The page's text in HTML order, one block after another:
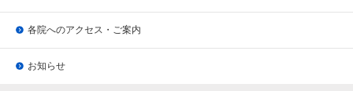
各院へのアクセス・ご案内
お知らせ